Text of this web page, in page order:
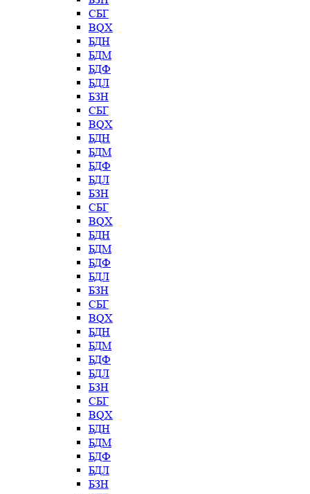
СБГ
BQX
БДН
БДМ
БДФ
БДЛ
БЗН
СБГ
BQX
БДН
БДМ
БДФ
БДЛ
БЗН
СБГ
BQX
БДН
БДМ
БДФ
БДЛ
БЗН
СБГ
BQX
БДН
БДМ
БДФ
БДЛ
БЗН
СБГ
BQX
БДН
БДМ
БДФ
БДЛ
БЗН